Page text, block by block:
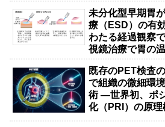
未分化型早期胃
療（ESD）の有
わたる経過観察
視鏡治療で胃の
既存のPET検査
で組織の微細環
術 ―世界初、ポ
化（PRI）の原